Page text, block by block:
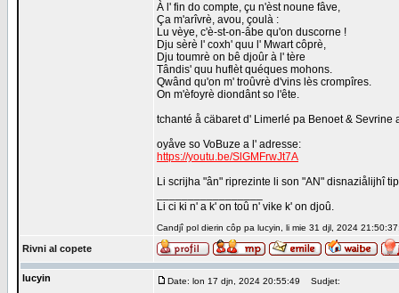
À l' fin do compte, çu n'èst noune fâve,
Ça m'arîvrè, avou, çoulà :
Lu vèye, c'è-st-on-âbe qu'on duscorne !
Dju sèrè l' coxh' quu l' Mwart côprè,
Dju toumrè on bê djoûr à l' tère
Tândis' quu huflèt quéques mohons.
Qwând qu'on m' troûvrè d'vins lès crompîres.
On m'èfoyrè diondânt so l'ête.
tchanté å cäbaret d' Limerlé pa Benoet & Sevrine
oyåve so VoBuze a l' adresse:
https://youtu.be/SlGMFrwJt7A
Li scrijha "ân" riprezinte li son "AN" disnaziålijhî
Li ci ki n' a k' on toû n' vike k' on djoû.
Candjî pol dierin côp pa lucyin, li mie 31 djl, 2024
Rivni al copete
lucyin Date: lon 17 djn, 2024 20:55:49 Sudjet: